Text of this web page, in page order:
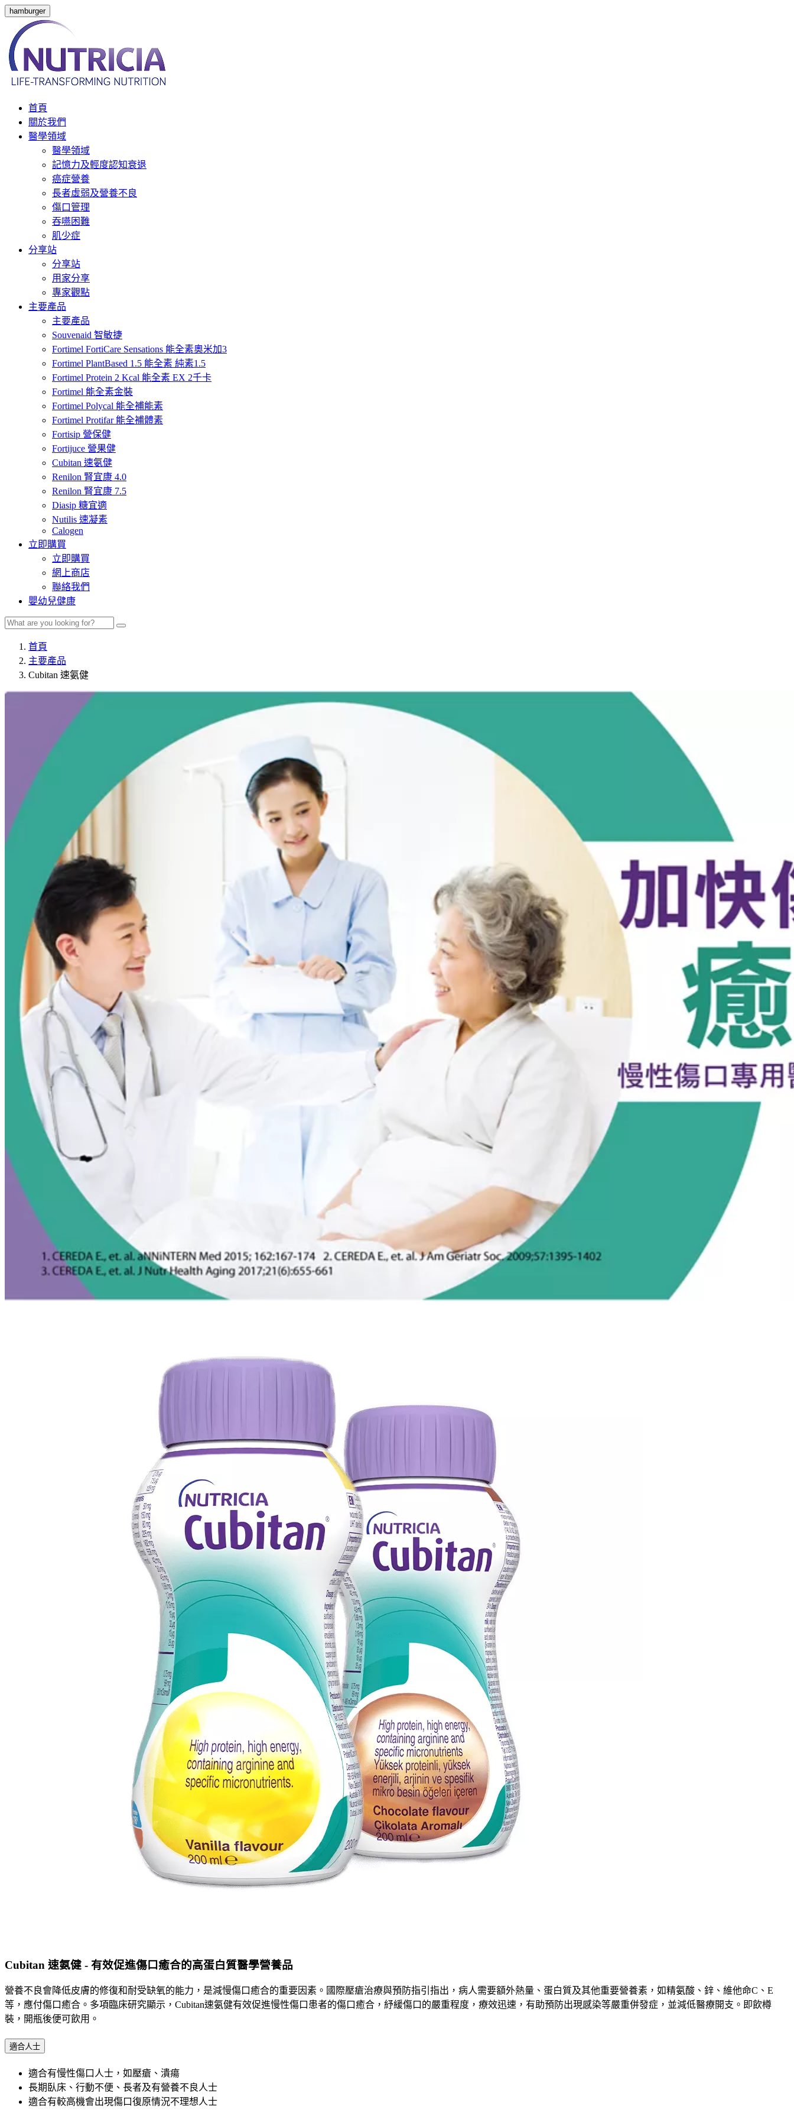
hamburger
首頁
關於我們
醫學領域
醫學領域
記憶力及輕度認知衰退
癌症營養
長者虛弱及營養不良
傷口管理
吞嚥困難
肌少症
分享站
分享站
用家分享
專家觀點
主要產品
主要產品
Souvenaid 智敏捷
Fortimel FortiCare Sensations 能全素奧米加3
Fortimel PlantBased 1.5 能全素 純素1.5
Fortimel Protein 2 Kcal 能全素 EX 2千卡
Fortimel 能全素金裝
Fortimel Polycal 能全補能素
Fortimel Protifar 能全補體素
Fortisip 營保健
Fortijuce 營果健
Cubitan 速氨健
Renilon 腎宜康 4.0
Renilon 腎宜康 7.5
Diasip 糖宜適
Nutilis 速凝素
Calogen
立即購買
立即購買
網上商店
聯絡我們
嬰幼兒健康
首頁
主要產品
Cubitan 速氨健
Cubitan 速氨健 - 有效促進傷口癒合的高蛋白質醫學營養品
營養不良會降低皮膚的修復和耐受缺氧的能力，是減慢傷口癒合的重要因素。國際壓瘡治療與預防指引指出，病人需要額外熱量、蛋白質及其他重要營養素，如精氨酸、鋅、維他命C、E
等，應付傷口癒合。多項臨床研究顯示，Cubitan速氨健有效促進慢性傷口患者的傷口癒合，紓緩傷口的嚴重程度，療效迅速，有助預防出現感染等嚴重併發症，並減低醫療開支。即飲樽
裝，開瓶後便可飲用。
適合人士
適合有慢性傷口人士，如壓瘡、潰瘍
長期臥床、行動不便、長者及有營養不良人士
適合有較高機會出現傷口復原情況不理想人士